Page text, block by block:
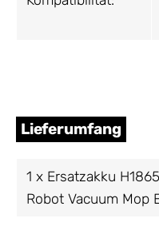
Lieferumfang
1 x Ersatzakku
Robot Vacuum Mop